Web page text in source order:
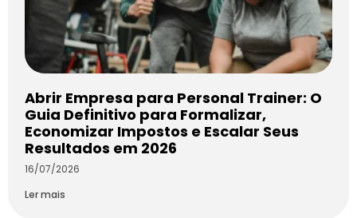
Abrir Empresa para Personal Trainer: O
Guia Definitivo para Formalizar,
Economizar Impostos e Escalar Seus
Resultados em 2026
16/07/2026
Ler mais